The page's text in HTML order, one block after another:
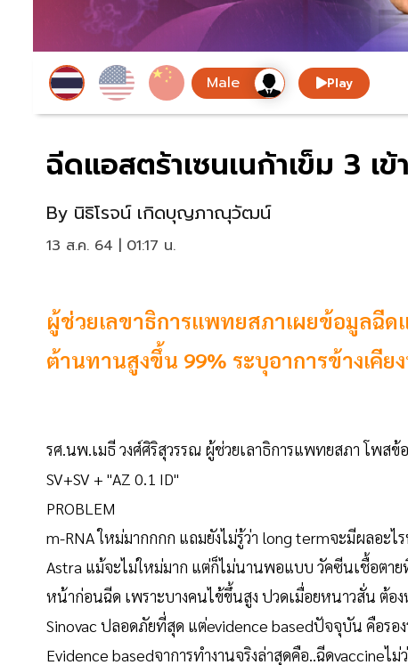
Play
ฉีดแอสตร้าเซนเนก้าเข็ม 3
By นิธิโรจน์ เกิดบุญภาณุวัฒน์
13 ส.ค. 64 | 01:17 น.
ผู้ช่วยเลขาธิการแพทยสภาเผยข้อมูลฉีด
ต้านทานสูงขึ้น 99% ระบุอาการข้างเคีย
รศ.นพ.เมธี วงศ์ศิริสุวรรณ ผู้ช่วยเลาธิการแพทยสภา โพส
SV+SV + "AZ 0.1 ID"
PROBLEM
m-RNA ใหม่มากกกก แถมยังไม่รู้ว่า long termจะมีผลอะไ
Astra แม้จะไม่ใหม่มาก แต่ก็ไม่นานพอแบบ วัคซีนเชื้อตา
หน้าก่อนฉีด เพราะบางคนไข้ขึ้นสูง ปวดเมื่อยหนาวสั่น ต้อ
Sinovac ปลอดภัยที่สุด แต่evidence basedปัจจุบัน คือรอ
Evidence basedจาการทำงานจริงล่าสุดคือ..ฉีดvaccineไ